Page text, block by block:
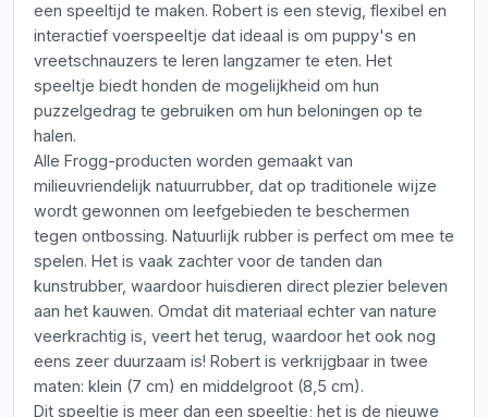
een speeltijd te maken. Robert is een stevig, flexibel en
interactief voerspeeltje dat ideaal is om puppy's en
vreetschnauzers te leren langzamer te eten. Het
speeltje biedt honden de mogelijkheid om hun
puzzelgedrag te gebruiken om hun beloningen op te
halen.
Alle Frogg-producten worden gemaakt van
milieuvriendelijk natuurrubber, dat op traditionele wijze
wordt gewonnen om leefgebieden te beschermen
tegen ontbossing. Natuurlijk rubber is perfect om mee te
spelen. Het is vaak zachter voor de tanden dan
kunstrubber, waardoor huisdieren direct plezier beleven
aan het kauwen. Omdat dit materiaal echter van nature
veerkrachtig is, veert het terug, waardoor het ook nog
eens zeer duurzaam is! Robert is verkrijgbaar in twee
maten: klein (7 cm) en middelgroot (8,5 cm).
Dit speeltje is meer dan een speeltje; het is de nieuwe